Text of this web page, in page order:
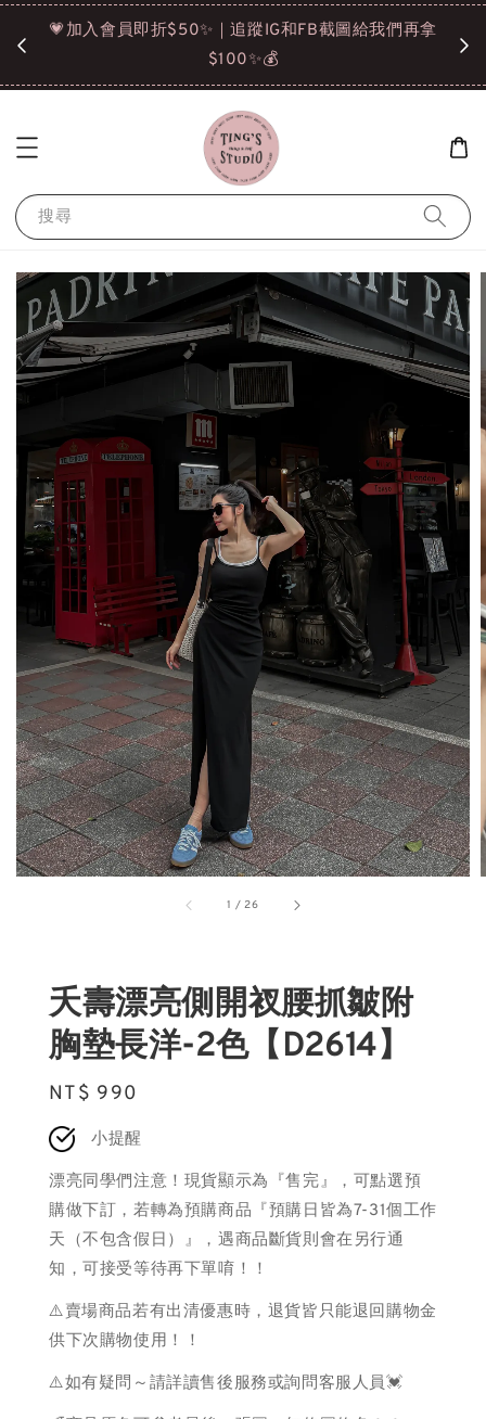
選
💗加入會員即折$50✨｜追蹤IG和FB截圖給我們再拿
$100✨💰
搜尋
1 /26
夭壽漂亮側開衩腰抓皺附
胸墊長洋-2色【D2614】
Regular
price
NT$ 990
小提醒
漂亮同學們注意！現貨顯示為『售完』，可點選預
購做下訂，若轉為預購商品『預購日皆為7-31個工作
天（不包含假日）』，遇商品斷貨則會在另行通
知，可接受等待再下單唷！！
⚠️賣場商品若有出清優惠時，退貨皆只能退回購物金
供下次購物使用！！
⚠️如有疑問～請詳讀售後服務或詢問客服人員💓